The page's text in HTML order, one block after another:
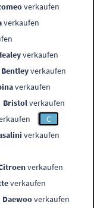
verkaufen
verkaufen
verkaufen
Bentleyverkaufen
verkaufen
Bristolverkaufen
C
verkaufen
verkaufen
verkaufen
Daewooverkaufen